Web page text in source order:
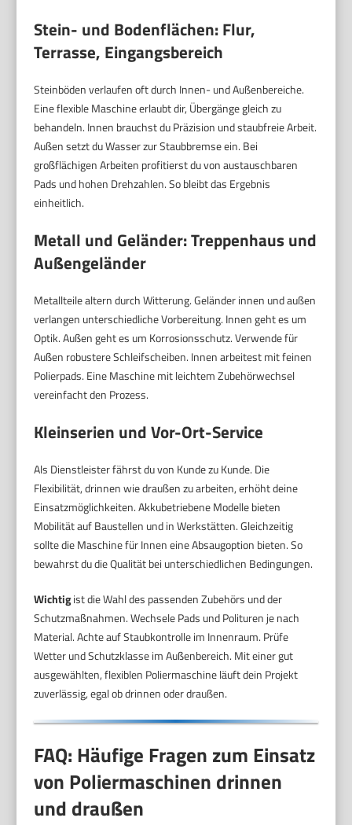
Stein- und Bodenflächen: Flur,
Terrasse, Eingangsbereich
Steinböden verlaufen oft durch Innen- und Außenbereiche.
Eine flexible Maschine erlaubt dir, Übergänge gleich zu
behandeln. Innen brauchst du Präzision und staubfreie Arbeit.
Außen setzt du Wasser zur Staubbremse ein. Bei
großflächigen Arbeiten profitierst du von austauschbaren
Pads und hohen Drehzahlen. So bleibt das Ergebnis
einheitlich.
Metall und Geländer: Treppenhaus und
Außengeländer
Metallteile altern durch Witterung. Geländer innen und außen
verlangen unterschiedliche Vorbereitung. Innen geht es um
Optik. Außen geht es um Korrosionsschutz. Verwende für
Außen robustere Schleifscheiben. Innen arbeitest mit feinen
Polierpads. Eine Maschine mit leichtem Zubehörwechsel
vereinfacht den Prozess.
Kleinserien und Vor-Ort-Service
Als Dienstleister fährst du von Kunde zu Kunde. Die
Flexibilität, drinnen wie draußen zu arbeiten, erhöht deine
Einsatzmöglichkeiten. Akkubetriebene Modelle bieten
Mobilität auf Baustellen und in Werkstätten. Gleichzeitig
sollte die Maschine für Innen eine Absaugoption bieten. So
bewahrst du die Qualität bei unterschiedlichen Bedingungen.
Wichtigist die Wahl des passenden Zubehörs und der
Schutzmaßnahmen. Wechsele Pads und Polituren je nach
Material. Achte auf Staubkontrolle im Innenraum. Prüfe
Wetter und Schutzklasse im Außenbereich. Mit einer gut
ausgewählten, flexiblen Poliermaschine läuft dein Projekt
zuverlässig, egal ob drinnen oder draußen.
FAQ: Häufige Fragen zum Einsatz
von Poliermaschinen drinnen
und draußen